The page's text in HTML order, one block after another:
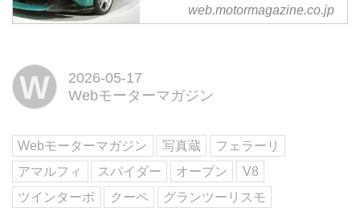
「アマルフィ」のオープンモデル
となる「アマルフィ スパイダ
web.motormagazine.co.jp
W
2026-05-17
Webモーターマガジン
Webモーターマガジン 写真蔵
フェラーリ
アマルフィ
スパイダー オープン
V8
ツインターボ
クーペ グランツーリスモ